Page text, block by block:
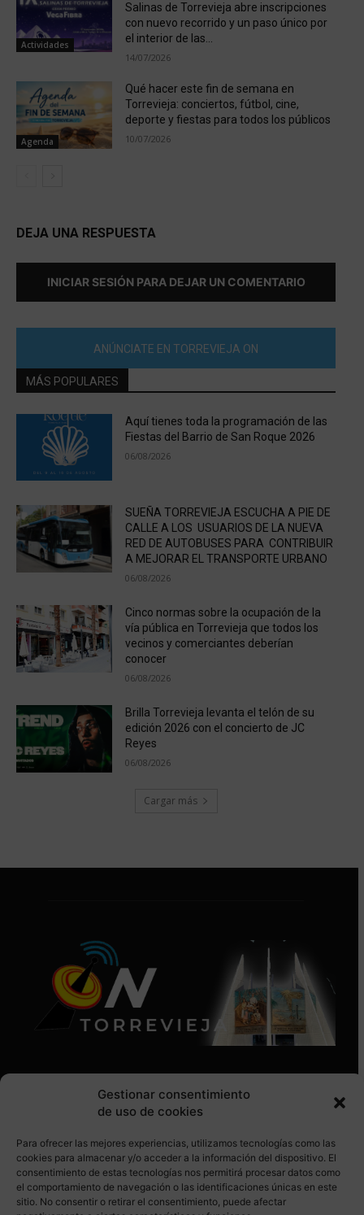
Gestionar consentimiento
de uso de cookies
Para ofrecer las mejores experiencias, utilizamos tecnologías como las
cookies para almacenar y/o acceder a la información del dispositivo. El
consentimiento de estas tecnologías nos permitirá procesar datos como
el comportamiento de navegación o las identificaciones únicas en este
sitio. No consentir o retirar el consentimiento, puede afectar
Actividades
Salinas de Torrevieja abre inscripciones
con nuevo recorrido y un paso único por
el interior de las...
14/07/2026
Agenda
Qué hacer este fin de semana en
Torrevieja: conciertos, fútbol, cine,
deporte y fiestas para todos los públicos
10/07/2026
DEJA UNA RESPUESTA
INICIAR SESIÓN PARA DEJAR UN COMENTARIO
ANÚNCIATE EN TORREVIEJA ON
MÁS POPULARES
Aquí tienes toda la programación de las
Fiestas del Barrio de San Roque 2026
06/08/2026
SUEÑA TORREVIEJA ESCUCHA A PIE DE
CALLE A LOS USUARIOS DE LA NUEVA
RED DE AUTOBUSES PARA CONTRIBUIR
A MEJORAR EL TRANSPORTE URBANO
06/08/2026
Cinco normas sobre la ocupación de la
vía pública en Torrevieja que todos los
vecinos y comerciantes deberían
conocer
06/08/2026
Brilla Torrevieja levanta el telón de su
edición 2026 con el concierto de JC
Reyes
06/08/2026
Cargar más
SÍGUENOS EN REDES SOCIALES